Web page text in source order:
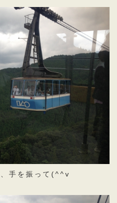
手を振って(^^v